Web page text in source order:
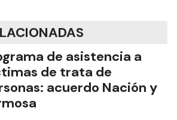
de asistencia a
de trata de
acuerdo Nación y